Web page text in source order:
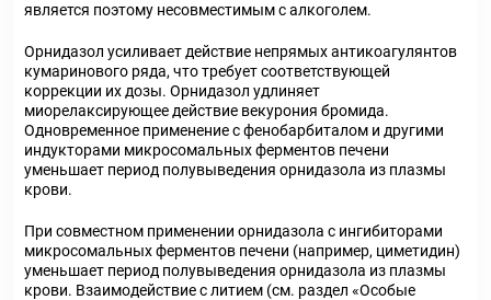
является поэтому несовместимым с алкоголем.
Орнидазол усиливает действие непрямых антикоагулянтов
кумаринового ряда, что требует соответствующей
коррекции их дозы. Орнидазол удлиняет
миорелаксирующее действие векурония бромида.
Одновременное применение с фенобарбиталом и другими
индукторами микросомальных ферментов печени
уменьшает период полувыведения орнидазола из плазмы
крови.
При совместном применении орнидазола с ингибиторами
микросомальных ферментов печени (например, циметидин)
уменьшает период полувыведения орнидазола из плазмы
крови. Взаимодействие с литием (см. раздел «Особые